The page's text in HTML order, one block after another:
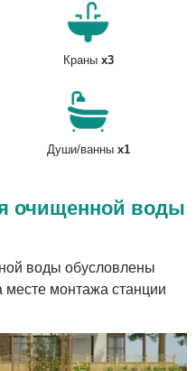
Краны x3
Души/ванны x1
очищенной воды
воды обусловлены
месте монтажа станции